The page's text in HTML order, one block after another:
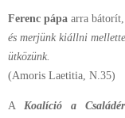
Ferenc pápa arra
és merjünk kiállni
ütközünk.
(Amoris Laetitia, N.35)
AKoalíció a